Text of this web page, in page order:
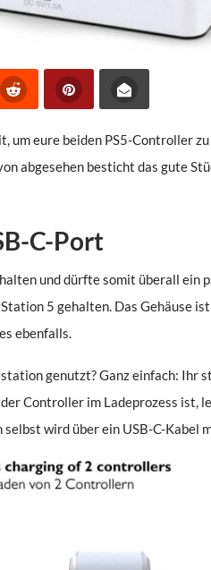
um eure beiden PS5-Controller
abgesehen besticht das gute
C-Port
und dürfte somit überall ein
5 gehalten. Das Gehäuse
ebenfalls.
genutzt? Ganz einfach: Ihr
Controller im Ladeprozess ist,
wird über ein USB-C-Kabel